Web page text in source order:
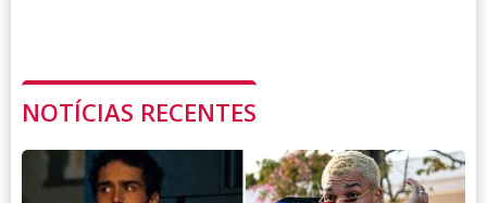
NOTÍCIAS RECENTES